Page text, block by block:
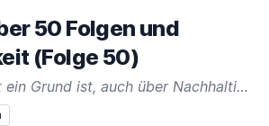
50 Folgen und
(Folge 50)
.... wenn das nicht ein Grund ist, auch über Nachhaltigkeit zu sprechen ...